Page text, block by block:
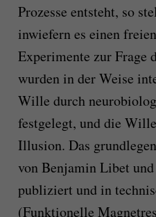
Prozesse entsteht, so
inwiefern es einen
Experimente zur
wurden in der Weise
Wille durch
festgelegt, und die
Illusion. Das
von Benjamin Libet
publiziert und in
(Funktionelle